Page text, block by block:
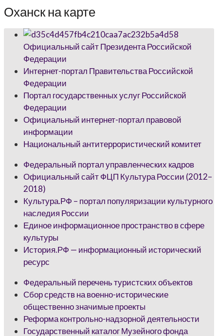
Оханск на карте
Официальный сайт Президента Российской
Федерации
Интернет-портал Правительства Российской
Федерации
Портал государственных услуг Российской
Федерации
Официальный интернет-портал правовой
информации
Национальный антитеррористический комитет
Федеральный портал управленческих кадров
Официальный сайт ФЦП Культура России (2012–
2018)
Культура.РФ – портал популяризации культурного
наследия России
Единое информационное пространство в сфере
культуры
История.РФ — информационный исторический
ресурс
Федеральный перечень туристских объектов
Сбор средств на военно-исторические
общественно значимые проекты
Реформа контрольно-надзорной деятельности
Государственный каталог Музейного фонда